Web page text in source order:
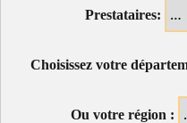
Prestataires:
Choisissez votre
Ou votre région :